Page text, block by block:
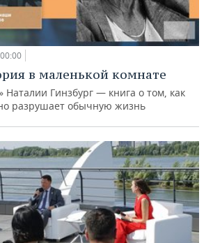
в маленькой комнате
Гинзбург — книга о том, как
разрушает обычную жизнь